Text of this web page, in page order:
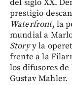
del siglo XX.
prestigio
Waterfront, la
mundial a
Storyy la
frente a la
los difusores de
Gustav Mahler.